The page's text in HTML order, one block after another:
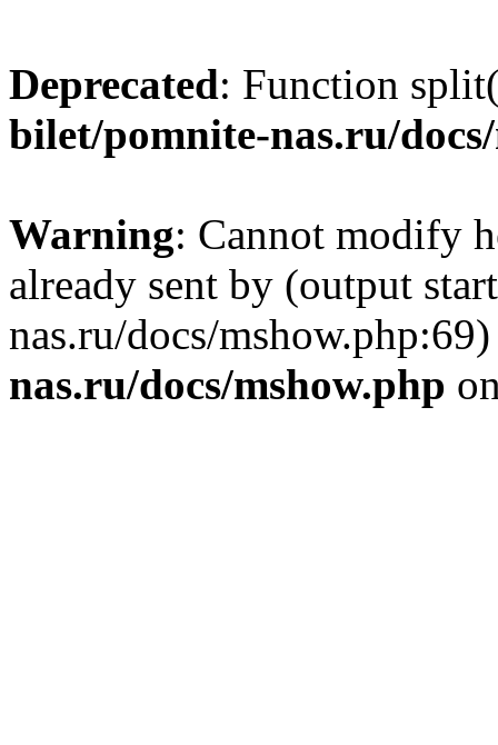
Deprecated: Function
bilet/pomnite-nas.ru/
Warning: Cannot modify
already sent by (output
nas.ru/docs/
nas.ru/docs/mshow.php